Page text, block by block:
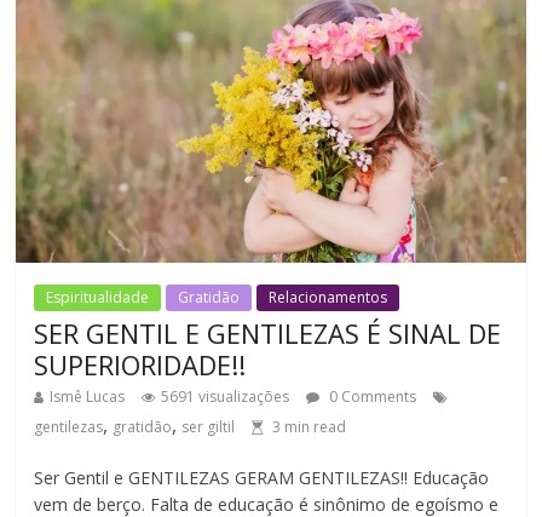
Espiritualidade Gratidão Relacionamentos
SER GENTIL E GENTILEZAS É SINAL DE
SUPERIORIDADE!!
Ismê Lucas 5691 visualizações
0 Comments
gentilezas, gratidão, ser giltil 3 min read
Ser Gentil e GENTILEZAS GERAM GENTILEZAS!! Educação
vem de berço. Falta de educação é sinônimo de egoísmo e